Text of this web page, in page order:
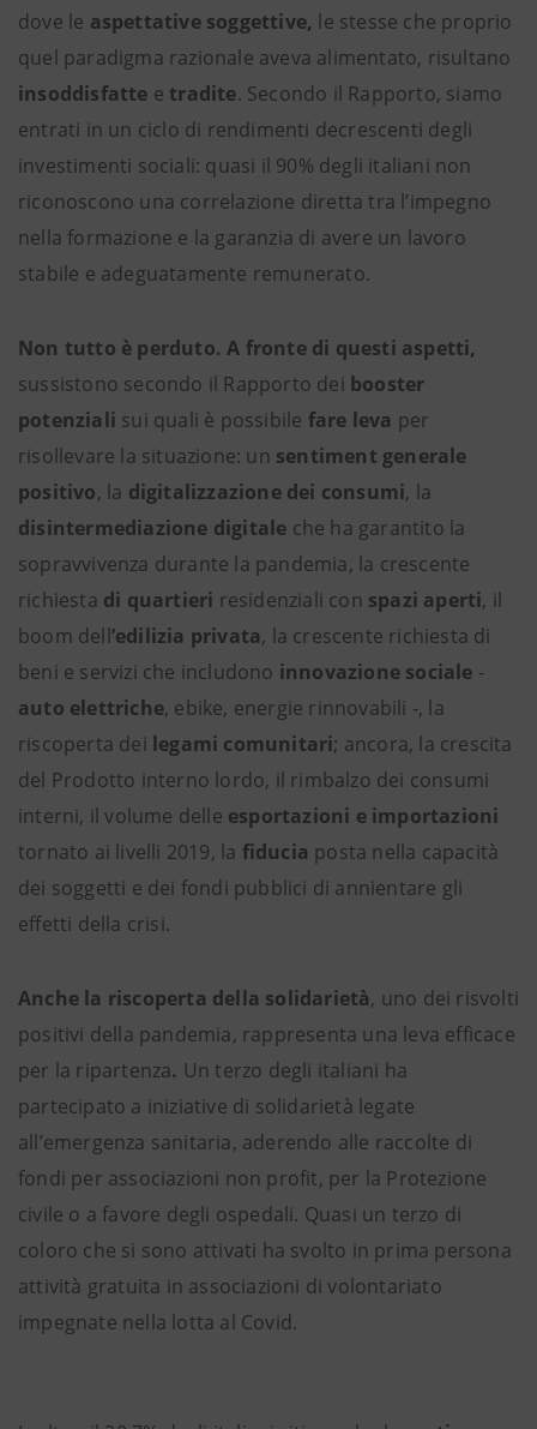
dove le aspettative soggettive, le stesse che proprio
quel paradigma razionale aveva alimentato, risultano
insoddisfatte e tradite. Secondo il Rapporto, siamo
entrati in un ciclo di rendimenti decrescenti degli
investimenti sociali: quasi il 90% degli italiani non
riconoscono una correlazione diretta tra l’impegno
nella formazione e la garanzia di avere un lavoro
stabile e adeguatamente remunerato.
Non tutto è perduto. A fronte di questi aspetti,
sussistono secondo il Rapporto dei booster
potenziali sui quali è possibile fare leva per
risollevare la situazione: un sentiment generale
positivo, la digitalizzazione dei consumi, la
disintermediazione digitale che ha garantito la
sopravvivenza durante la pandemia, la crescente
richiesta di quartieri residenziali con spazi aperti, il
boom dell’edilizia privata, la crescente richiesta di
beni e servizi che includono innovazione sociale -
auto elettriche, ebike, energie rinnovabili -, la
riscoperta dei legami comunitari; ancora, la crescita
del Prodotto interno lordo, il rimbalzo dei consumi
interni, il volume delle esportazioni e importazioni
tornato ai livelli 2019, la fiducia posta nella capacità
dei soggetti e dei fondi pubblici di annientare gli
effetti della crisi.
Anche la riscoperta della solidarietà, uno dei risvolti
positivi della pandemia, rappresenta una leva efficace
per la ripartenza. Un terzo degli italiani ha
partecipato a iniziative di solidarietà legate
all’emergenza sanitaria, aderendo alle raccolte di
fondi per associazioni non profit, per la Protezione
civile o a favore degli ospedali. Quasi un terzo di
coloro che si sono attivati ha svolto in prima persona
attività gratuita in associazioni di volontariato
impegnate nella lotta al Covid.